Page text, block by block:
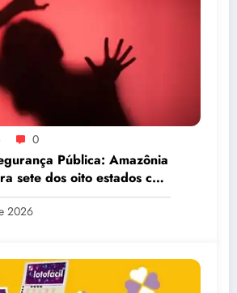
0
Pública: Amazônia
sete dos oito estados com
de estupro do país
2026